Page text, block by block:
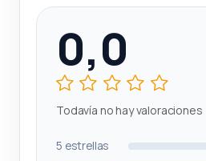
0,0
Todavía no hay valoraciones
5 estrellas